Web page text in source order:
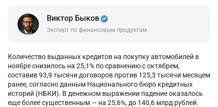
Виктор Быков
Эксперт по финансовым продуктам
Количество выданных кредитов на покупку автомобилей в
ноябре снизилось на 25,1% по сравнению с октябрем,
составив 93,9 тысячи договоров против 125,3 тысячи месяцем
ранее, согласно данным Национального бюро кредитных
историй (НБКИ). В денежном выражении падение оказалось
еще более существенным — на 25,6%, до 140,6 млрд рублей.